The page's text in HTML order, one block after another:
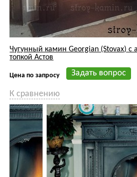
Камин Stovax William IV Cast Iron
Цена по запросу
К сравнению